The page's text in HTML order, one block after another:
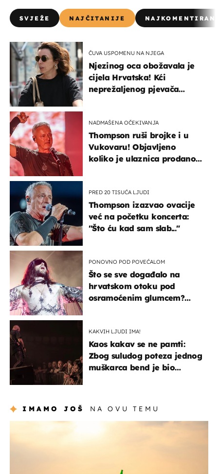
SVJEŽE NAJČITANIJE
ČUVA USPOMENU NA NJEGA
Njezinog oca obožavala je
cijela Hrvatska! Kći
neprežaljenog pjevača
NADMAŠENA OČEKIVANJA
Thompson ruši brojke i u
Vukovaru! Objavljeno
koliko je ulaznica prodano
PRED 20 TISUĆA LJUDI
Thompson izazvao ovacije
već na početku koncerta:
"Što ću kad sam slab..."
PONOVNO POD POVEĆALOM
Što se sve događalo na
hrvatskom otoku pod
osramoćenim glumcem?
KAKVIH LJUDI IMA!
Kaos kakav se ne pamti:
Zbog suludog poteza jednog
muškarca bend je bio
IMAMO JOŠ NA OVU TEMU